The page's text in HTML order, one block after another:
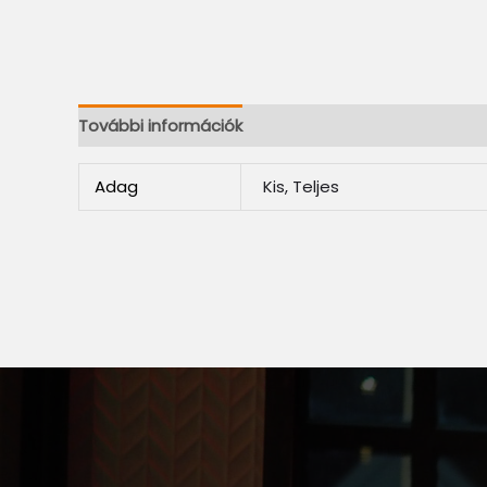
További információk
Adag Kis, Teljes